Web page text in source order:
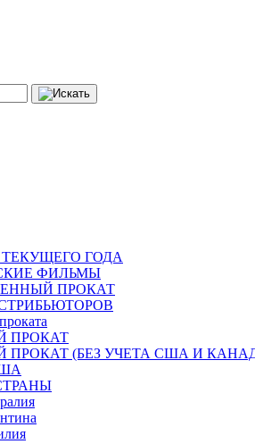
ГОДА
ФИЛЬМЫ
ПРОКАТ
ПРОКАТ
ПРОКАТ (БЕЗ УЧЕТА США И